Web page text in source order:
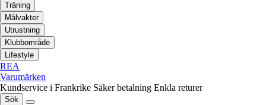
Träning
Målvakter
Utrustning
Klubbområde
Lifestyle
REA
Varumärken
Kundservice i Frankrike Säker betalning Enkla returer
Sök